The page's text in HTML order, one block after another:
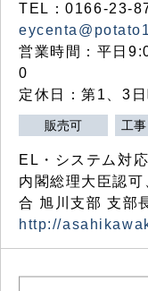
TEL：0166-23-
営業時間：平日
0
定休日：第1、3日
販売可 工
EL・システム対
内閣総理大臣認
合 旭川支部 支部
http://